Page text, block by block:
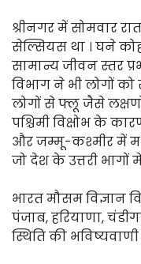
श्रीनगर में सोमवार
सेल्सियस था । घने
सामान्य जीवन स्तर
विभाग ने भी लोगों को
लोगों से फ्लू जैसे
पश्चिमी विक्षोभ के
और जम्मू-कश्मीर में
जो देश के उत्तरी भागों
भारत मौसम विज्ञान
पंजाब, हरियाणा,
स्थिति की भविष्यवाणी